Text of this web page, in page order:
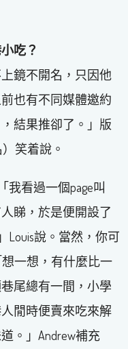
吃？
鏡不開名，只因他
也有不同媒體邀約
結果推卻了。」版
笑着說。
我看過一個page叫
睇，於是便開設了
Louis說。當然，你可
一想，有什麼比一
尾總有一間，小學
閒時便賣來吃來解
。」Andrew補充